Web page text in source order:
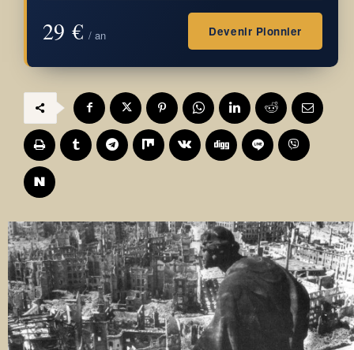
29 € / an Devenir Pionnier